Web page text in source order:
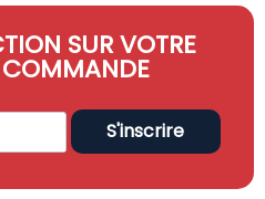
SUR VOTRE
COMMANDE
S'inscrire